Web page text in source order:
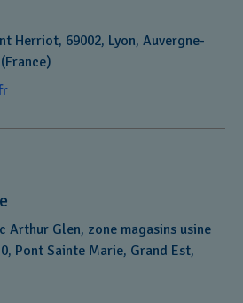
Herriot, 69002, Lyon, Auvergne-
Arthur Glen, zone magasins usine
Pont Sainte Marie, Grand Est,